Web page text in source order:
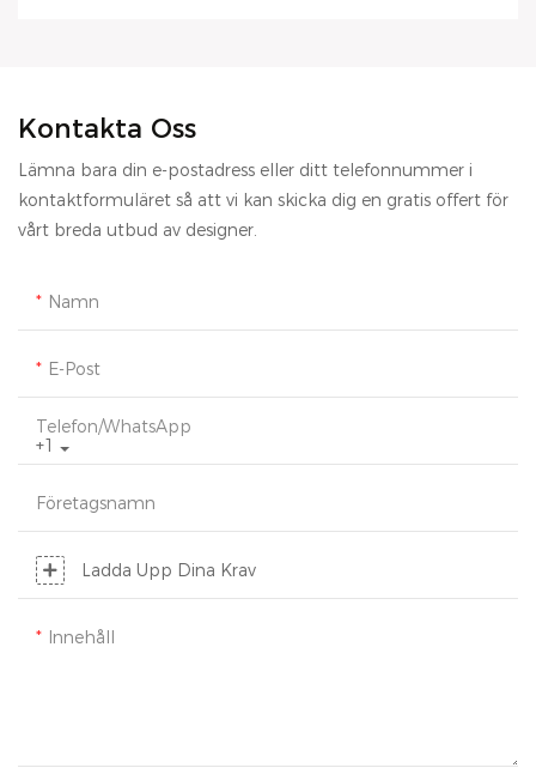
Kontakta Oss
Lämna bara din e-postadress eller ditt telefonnummer i
kontaktformuläret så att vi kan skicka dig en gratis offert för
vårt breda utbud av designer.
Namn
E-Post
+1
Telefon/whatsApp
Företagsnamn
Ladda Upp Dina Krav
Innehåll